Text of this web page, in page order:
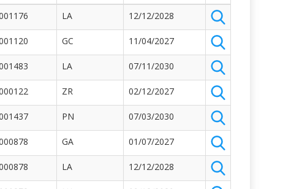
LA 12/12/2028
GC 11/04/2027
LA 07/11/2030
ZR 02/12/2027
PN 07/03/2030
GA 01/07/2027
LA 12/12/2028